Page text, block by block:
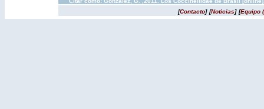
[Contacto] [Noticias] [Equipo